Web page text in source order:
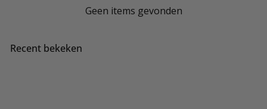
Geen items gevonden
Recent bekeken